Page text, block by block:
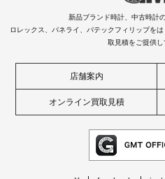
新品ブランド時計、中古時計
ロレックス、パネライ、パテックフィリップを
取見積をご提供し
店舗案内
オンライン買取見積